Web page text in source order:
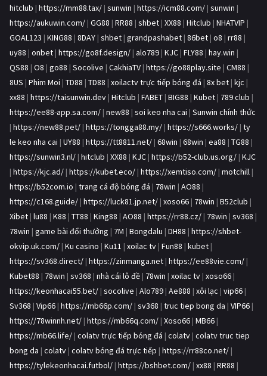
hitclub | https://mm88.tax/ | sunwin | https://icm88.com/ | sunwin |
https://aukuwin.com/ | GG88 | RR88 | shbet | XX88 | Hitclub | NHATVIP |
GOAL123 | KING88 | 8DAY | shbet | grandpashabet | 86bet | o8 | rr88 |
uy88 | onbet | https://go8f.design/ | alo789 | KJC | FLY88 | hay.win |
QS88 | O8 | go88 | Socolive | CakhiaTV | https://go88play.site | CM88 |
8US | Phim Moi | TD88 | TD88 | xoilactv trực tiếp bóng đá | 8x bet | kjc |
xx88 | https://taisunwin.dev | Hitclub | FABET | BIG88 | Kubet | 789 club |
https://ee88-app.sa.com/ | new88 | soi keo nha cai | Sunwin chính thức
| https://new88.pet/ | https://tongga88.my/ | https://s666.works/ | ty
le keo nha cai | UY88 | https://tt8811.net/ | 68win | 68win | ea88 | TG88 |
https://sunwin3.nl/ | hitclub | XX88 | KJC | https://b52-club.us.org/ | KJC
| https://kjc.ad/ | https://kubet.eco/ | https://xemtiso.com/ | motchill |
https://b52com.io | trang cá độ bóng đá | 78win | AO88 |
https://c168.guide/ | https://luck81.jp.net/ | xoso66 | 78win | B52club |
Xibet | lu88 | K88 | TT88 | King88 | AO88 | https://rr88.cz/ | 78win | sv368 |
78win | game bài đổi thưởng | 7M | Bongdalu | DH88 | https://shbet-
okvip.uk.com/ | Ku casino | Ku11 | xoilac tv | Fun88 | kubet |
https://sv368.direct/ | https://zinmanga.net | https://ee88vie.com/ |
Kubet88 | 78win | sv368 | nhà cái lô đề | 78win | xoilac tv | xoso66 |
https://keonhacai55.bet/ | socolive | Alo789 | Ae888 | xôi lạc | vip66 |
Sv368 | Vip66 | https://mb66p.com/ | sv368 | truc tiep bong da | VIP66 |
https://78winnh.net/ | https://mb66q.com/ | Xoso66 | MB66 |
https://mb66.life/ | colatv trực tiếp bóng đá | colatv | colatv truc tiep
bong da | colatv | colatv bóng đá trực tiếp | https://rr88co.net/ |
https://tylekeonhacai.futbol/ | https://bshbet.com/ | xx88 | RR88 |